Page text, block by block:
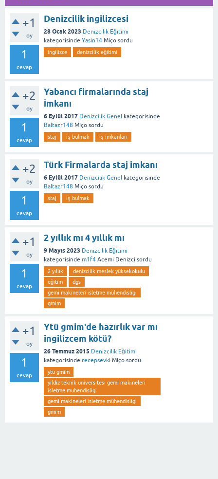
+1
oy
1
cevap
Denizcilik ingilizcesi
28 Ocak 2023 Denizcilik Eğitimi
kategorisinde Yasin14 Miço sordu
ingilizce denizcilik eğitimi
+2
oy
1
cevap
Yabancı firmalarında staj
İmkanı
6 Eylül 2017 Denizcilik Genel kategorisinde
Baltazr148 Miço sordu
staj iş bulmak iş imkanları
+2
oy
1
cevap
Türk Firmalarda staj imkanı
6 Eylül 2017 Denizcilik Genel kategorisinde
Baltazr148 Miço sordu
staj iş bulmak
+1
oy
1
cevap
2 yıllık mı 4 yıllık mı
9 Mayıs 2023 Denizcilik Eğitimi
kategorisinde m1f4 Acemi Denizci sordu
2 yıllık
denizcilik meslek yüksekokulu
eğitim
dgs
gemi makineleri isletme mühendisligi
gmim
+1
oy
1
cevap
Ytü gmim'de hazırlık var mı
ingilizcem kötü?
26 Temmuz 2015 Denizcilik Eğitimi
kategorisinde recepsevki Miço sordu
ytu gmim
yildiz teknik universitesi gemi makineleri
isletme muhendisligi
gemi makineleri isletme mühendisligi
gmim